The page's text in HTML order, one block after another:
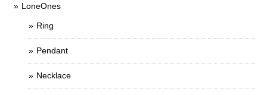
LoneOnes
Ring
Pendant
Necklace